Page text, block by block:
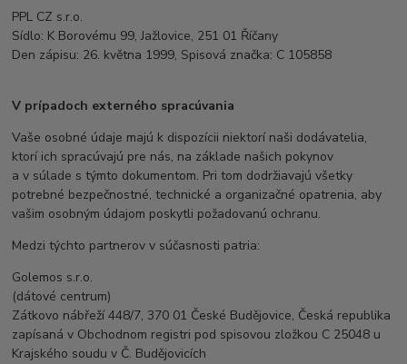
PPL CZ s.r.o.
Sídlo: K Borovému 99, Jažlovice, 251 01 Říčany
Den zápisu: 26. května 1999, Spisová značka: C 105858
V prípadoch externého spracúvania
Vaše osobné údaje majú k dispozícii niektorí naši dodávatelia,
ktorí ich spracúvajú pre nás, na základe našich pokynov
a v súlade s týmto dokumentom. Pri tom dodržiavajú všetky
potrebné bezpečnostné, technické a organizačné opatrenia, aby
vašim osobným údajom poskytli požadovanú ochranu.
Medzi týchto partnerov v súčasnosti patria:
Golemos s.r.o.
(dátové centrum)
Zátkovo nábřeží 448/7, 370 01 České Budějovice, Česká republika
zapísaná v Obchodnom registri pod spisovou zložkou C 25048 u
Krajského soudu v Č. Budějovicích